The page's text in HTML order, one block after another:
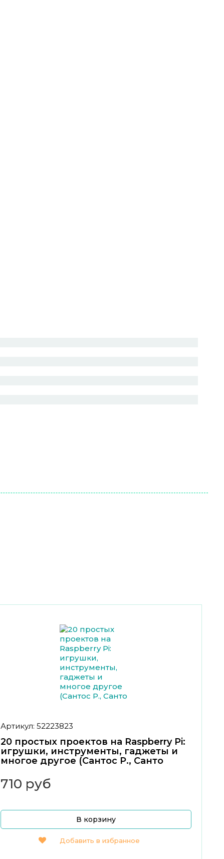
Артикул: 52223823
20 простых проектов на Raspberry Pi:
игрушки, инструменты, гаджеты и
многое другое (Сантос Р., Санто
710 руб
В корзину
Добавить в избранное